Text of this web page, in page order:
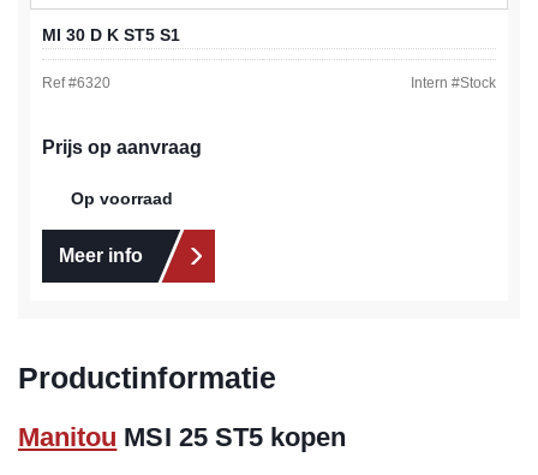
MI 30 D K ST5 S1
Ref #6320 Intern #Stock
Prijs op aanvraag
Op voorraad
Meer info
Productinformatie
Manitou MSI 25 ST5 kopen